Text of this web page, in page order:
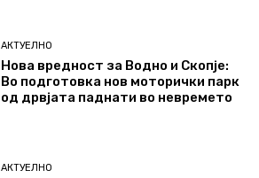
АКТУЕЛНО
Нова вредност за Водно и Скопје:
Во подготовка нов моторички парк
од дрвјата паднати во невремето
АКТУЕЛНО